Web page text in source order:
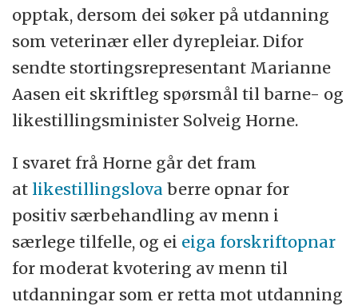
opptak, dersom dei søker på utdanning
som veterinær eller dyrepleiar. Difor
sendte stortingsrepresentant Marianne
Aasen eit skriftleg spørsmål til barne- og
likestillingsminister Solveig Horne.
I svaret frå Horne går det fram
at likestillingslova berre opnar for
positiv særbehandling av menn i
særlege tilfelle, og ei eiga forskriftopnar
for moderat kvotering av menn til
utdanningar som er retta mot utdanning